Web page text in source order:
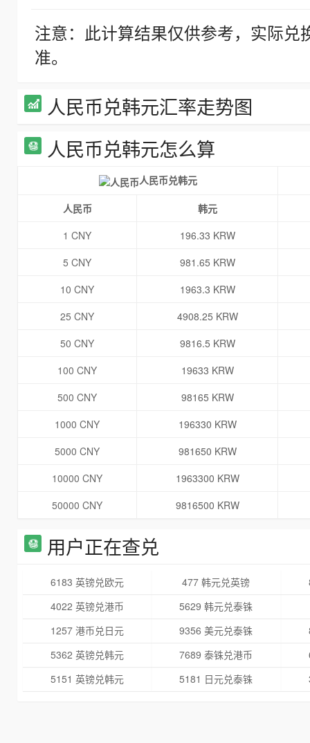
注意：此计算结果仅供参考，实际
准。
人民币兑韩元汇率走势图
人民币兑韩元怎么算
人民币兑韩元
人民币
韩元
1 CNY
196.33 KRW
5 CNY
981.65 KRW
10 CNY
1963.3 KRW
25 CNY
4908.25 KRW
50 CNY
9816.5 KRW
100 CNY
19633 KRW
500 CNY
98165 KRW
1000 CNY
196330 KRW
5000 CNY
981650 KRW
10000 CNY
1963300 KRW
50000 CNY
9816500 KRW
用户正在查兑
6183 英镑兑欧元 477 韩元兑英镑
4022 英镑兑港币
5629 韩元兑泰铢
1257 港币兑日元
9356 美元兑泰铢
5362 英镑兑韩元
7689 泰铢兑港币
5151 英镑兑韩元
5181 日元兑泰铢